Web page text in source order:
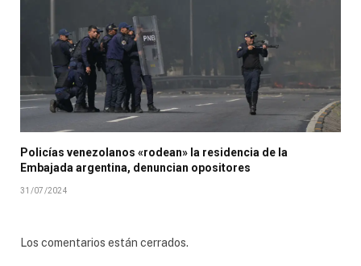
Policías venezolanos «rodean» la residencia de la
Embajada argentina, denuncian opositores
31/07/2024
Los comentarios están cerrados.